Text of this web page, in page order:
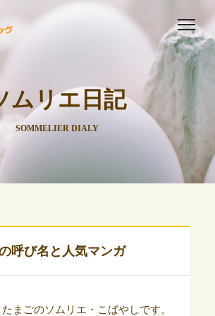
ムリエ日記
SOMMELIER DIALY
呼び名と人気マンガ
まごのソムリエ・こばやしです。